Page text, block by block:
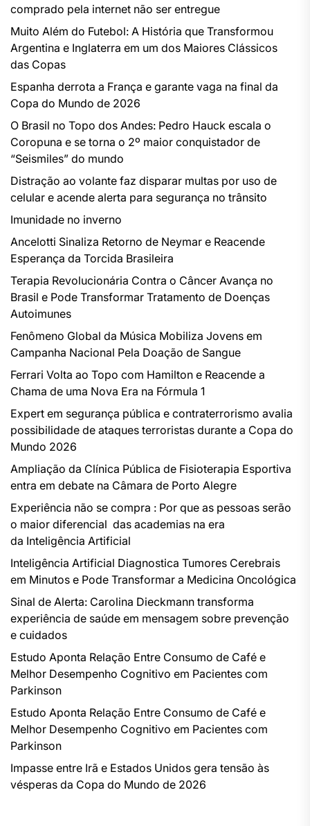
comprado pela internet não ser entregue
Muito Além do Futebol: A História que Transformou
Argentina e Inglaterra em um dos Maiores Clássicos
das Copas
Espanha derrota a França e garante vaga na final da
Copa do Mundo de 2026
O Brasil no Topo dos Andes: Pedro Hauck escala o
Coropuna e se torna o 2º maior conquistador de
“Seismiles” do mundo
Distração ao volante faz disparar multas por uso de
celular e acende alerta para segurança no trânsito
Imunidade no inverno
Ancelotti Sinaliza Retorno de Neymar e Reacende
Esperança da Torcida Brasileira
Terapia Revolucionária Contra o Câncer Avança no
Brasil e Pode Transformar Tratamento de Doenças
Autoimunes
Fenômeno Global da Música Mobiliza Jovens em
Campanha Nacional Pela Doação de Sangue
Ferrari Volta ao Topo com Hamilton e Reacende a
Chama de uma Nova Era na Fórmula 1
Expert em segurança pública e contraterrorismo avalia
possibilidade de ataques terroristas durante a Copa do
Mundo 2026
Ampliação da Clínica Pública de Fisioterapia Esportiva
entra em debate na Câmara de Porto Alegre
Experiência não se compra : Por que as pessoas serão
o maior diferencial das academias na era
da Inteligência Artificial
Inteligência Artificial Diagnostica Tumores Cerebrais
em Minutos e Pode Transformar a Medicina Oncológica
Sinal de Alerta: Carolina Dieckmann transforma
experiência de saúde em mensagem sobre prevenção
e cuidados
Estudo Aponta Relação Entre Consumo de Café e
Melhor Desempenho Cognitivo em Pacientes com
Parkinson
Estudo Aponta Relação Entre Consumo de Café e
Melhor Desempenho Cognitivo em Pacientes com
Parkinson
Impasse entre Irã e Estados Unidos gera tensão às
vésperas da Copa do Mundo de 2026